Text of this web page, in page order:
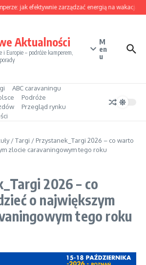
jak efektywnie zarządzać energią na wakacjach
Aktualności
i Europie – podróże kamperem,
M
en
u
ABC caravaningu
Podróże
Przegląd rynku
/Targi / Przystanek_Targi 2026 – co warto
zlocie caravaningowym tego roku
2026 – co
o największym
tego roku